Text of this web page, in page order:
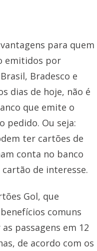
para quem
emitidos por
Bradesco e
dias de hoje, não é
que emite o
pedido. Ou seja:
ter cartões de
conta no banco
de interesse.
Gol, que
comuns
passagens em 12
de acordo com os